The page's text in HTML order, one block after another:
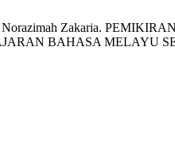
Norazimah Zakaria.
BAHASA MELAYU